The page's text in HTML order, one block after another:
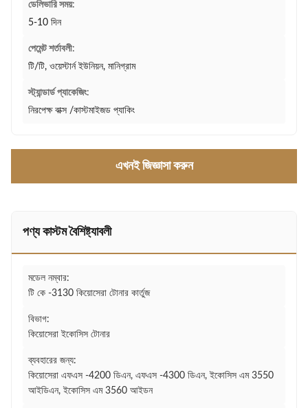
ডেলিভারি সময়:
5-10 দিন
পেমেন্ট শর্তাবলী:
টি/টি, ওয়েস্টার্ন ইউনিয়ন, মানিগ্রাম
স্ট্যান্ডার্ড প্যাকেজিং:
নিরপেক্ষ বাক্স /কাস্টমাইজড প্যাকিং
এখনই জিজ্ঞাসা করুন
পণ্য কাস্টম বৈশিষ্ট্যাবলী
মডেল নম্বার:
টি কে -3130 কিয়োসেরা টোনার কার্তুজ
বিভাগ:
কিয়োসেরা ইকোসিস টোনার
ব্যবহারের জন্য:
কিয়োসেরা এফএস -4200 ডিএন, এফএস -4300 ডিএন, ইকোসিস এম 3550
আইডিএন, ইকোসিস এম 3560 আইডন